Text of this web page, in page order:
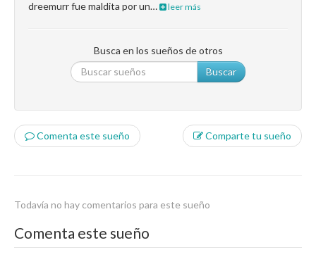
dreemurr fue maldita por un…
leer más
Busca en los sueños de otros
Buscar
Comenta este sueño Comparte tu sueño
Todavía no hay comentarios para este sueño
Comenta este sueño